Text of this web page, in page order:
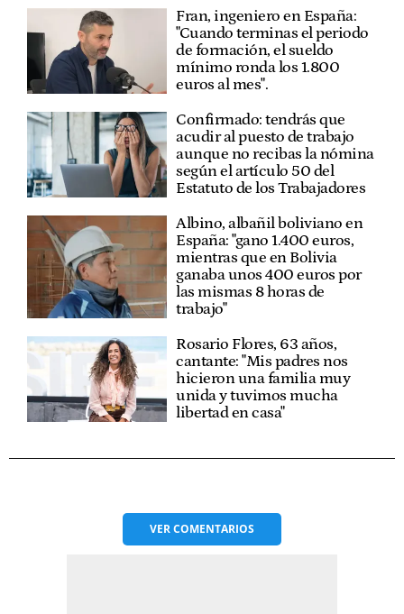
Fran, ingeniero en España:
"Cuando terminas el periodo
de formación, el sueldo
mínimo ronda los 1.800
euros al mes".
Confirmado: tendrás que
acudir al puesto de trabajo
aunque no recibas la nómina
según el artículo 50 del
Estatuto de los Trabajadores
Albino, albañil boliviano en
España: "gano 1.400 euros,
mientras que en Bolivia
ganaba unos 400 euros por
las mismas 8 horas de
trabajo"
Rosario Flores, 63 años,
cantante: "Mis padres nos
hicieron una familia muy
unida y tuvimos mucha
libertad en casa"
VERCOMENTARIOS